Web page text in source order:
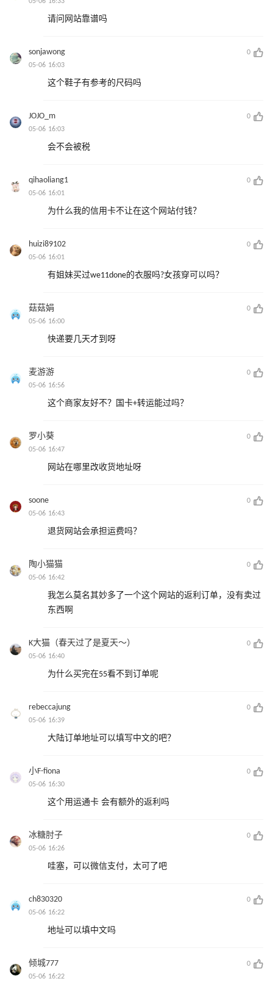
请问网站靠谱吗
sonjawong
0
05-06 16:03
这个鞋子有参考的尺码吗
JOJO_m
0
05-06 16:03
会不会被税
qihaoliang1
0
05-06 16:01
为什么我的信用卡不让在这个网站付钱？
huizi89102
0
05-06 16:01
有姐妹买过we11done的衣服吗?女孩穿可以吗？
菇菇娟
0
05-06 16:00
快递要几天才到呀
麦游游
0
05-06 16:56
这个商家友好不？国卡+转运能过吗？
罗小葵
0
05-06 16:47
网站在哪里改收货地址呀
soone
0
05-06 16:43
退货网站会承担运费吗？
陶小猫猫
0
05-06 16:42
我怎么莫名其妙多了一个这个网站的返利订单，没有卖过
东西啊
K大猫（春天过了是夏天～）
0
05-06 16:40
为什么买完在55看不到订单呢
rebeccajung
0
05-06 16:39
大陆订单地址可以填写中文的吧？
小F-fiona
0
05-06 16:30
这个用运通卡 会有额外的返利吗
冰糖肘子
0
05-06 16:26
哇塞，可以微信支付，太可了吧
ch830320
0
05-06 16:22
地址可以填中文吗
倾城777
0
05-06 16:22